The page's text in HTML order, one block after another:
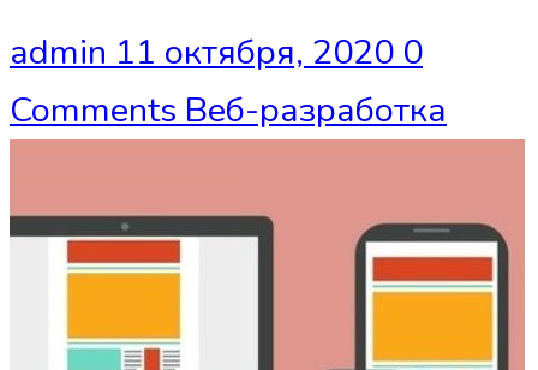
admin 11 октября, 2020 0
Comments Веб-разработка